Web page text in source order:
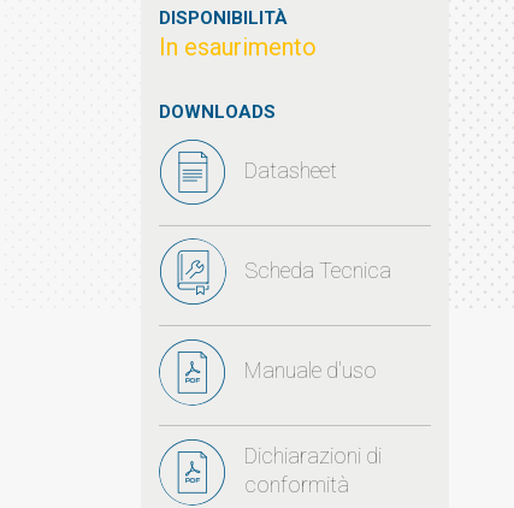
DISPONIBILITÀ
In esaurimento
DOWNLOADS
Datasheet
Scheda Tecnica
Manuale d'uso
Dichiarazioni di
conformità